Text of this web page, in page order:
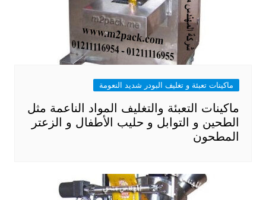
ماكينات تعبئة و تغليف البودر شديد النعومة
ماكينات التعبئة والتغليف المواد الناعمة مثل
الطحين و التوابل و حليب الأطفال و الزعتر
المطحون